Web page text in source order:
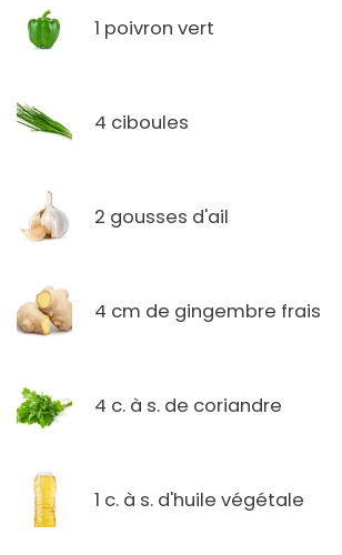
1 poivron vert
4 ciboules
2 gousses d'ail
4 cm de gingembre frais
4 c. à s. de coriandre
1 c. à s. d'huile végétale